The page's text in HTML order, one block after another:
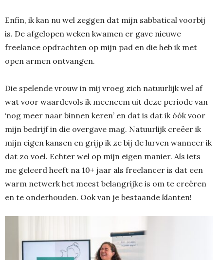
Enfin, ik kan nu wel zeggen dat mijn sabbatical voorbij
is. De afgelopen weken kwamen er gave nieuwe
freelance opdrachten op mijn pad en die heb ik met
open armen ontvangen.
Die spelende vrouw in mij vroeg zich natuurlijk wel af
wat voor waardevols ik meeneem uit deze periode van
‘nog meer naar binnen keren’ en dat is dat ik óók voor
mijn bedrijf in die overgave mag. Natuurlijk creëer ik
mijn eigen kansen en grijp ik ze bij de lurven wanneer ik
dat zo voel. Echter wel op mijn eigen manier. Als iets
me geleerd heeft na 10+ jaar als freelancer is dat een
warm netwerk het meest belangrijke is om te creëren
en te onderhouden. Ook van je bestaande klanten!